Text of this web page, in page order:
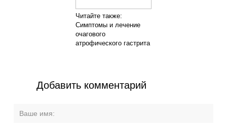
Читайте также:
Симптомы и лечение
очагового
атрофического гастрита
Добавить комментарий